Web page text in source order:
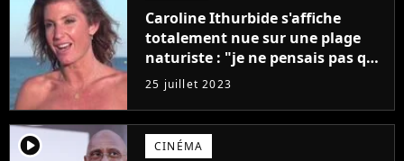
Caroline Ithurbide s'affiche
totalement nue sur une plage
naturiste : "je ne pensais pas que
j'arriverais à le faire..."
25 juillet 2023
player2 CINÉMA